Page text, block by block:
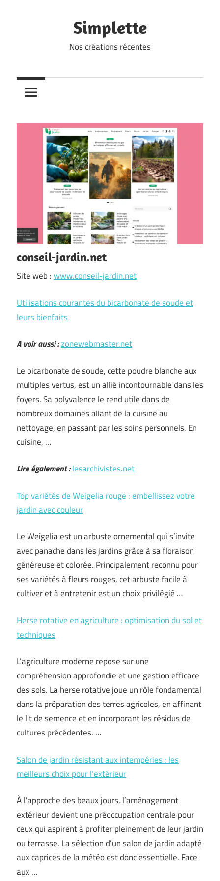
Simplette
Nos créations récentes
conseil-jardin.net
Site web :www.conseil-jardin.net
Utilisations courantes du bicarbonate de soude et
leurs bienfaits
A voir aussi :zonewebmaster.net
Le bicarbonate de soude, cette poudre blanche aux
multiples vertus, est un allié incontournable dans les
foyers. Sa polyvalence le rend utile dans de
nombreux domaines allant de la cuisine au
nettoyage, en passant par les soins personnels. En
cuisine, …
Lire également :lesarchivistes.net
Top variétés de Weigelia rouge : embellissez votre
jardin avec couleur
Le Weigelia est un arbuste ornemental qui s’invite
avec panache dans les jardins grâce à sa floraison
généreuse et colorée. Principalement reconnu pour
ses variétés à fleurs rouges, cet arbuste facile à
cultiver et à entretenir est un choix privilégié …
Herse rotative en agriculture : optimisation du sol et
techniques
L’agriculture moderne repose sur une
compréhension approfondie et une gestion efficace
des sols. La herse rotative joue un rôle fondamental
dans la préparation des terres agricoles, en affinant
le lit de semence et en incorporant les résidus de
cultures précédentes. …
Salon de jardin résistant aux intempéries : les
meilleurs choix pour l’extérieur
À l’approche des beaux jours, l’aménagement
extérieur devient une préoccupation centrale pour
ceux qui aspirent à profiter pleinement de leur jardin
ou terrasse. La sélection d’un salon de jardin adapté
aux caprices de la météo est donc essentielle. Face
aux …